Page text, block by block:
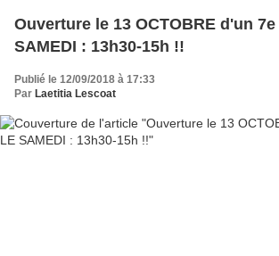
Ouverture le 13 OCTOBRE d'un
SAMEDI : 13h30-15h !!
Publié le 12/09/2018 à 17:33
Par Laetitia Lescoat